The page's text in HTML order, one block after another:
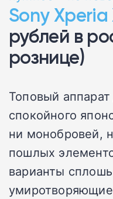
Sony Xperia
рублей в
рознице)
Топовый
спокойного
ни монобровей,
пошлых
варианты